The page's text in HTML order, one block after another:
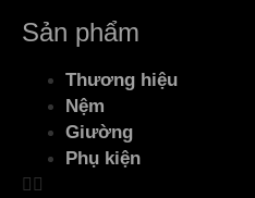
Sản phẩm
Thương hiệu
Nệm
Giường
Phụ kiện